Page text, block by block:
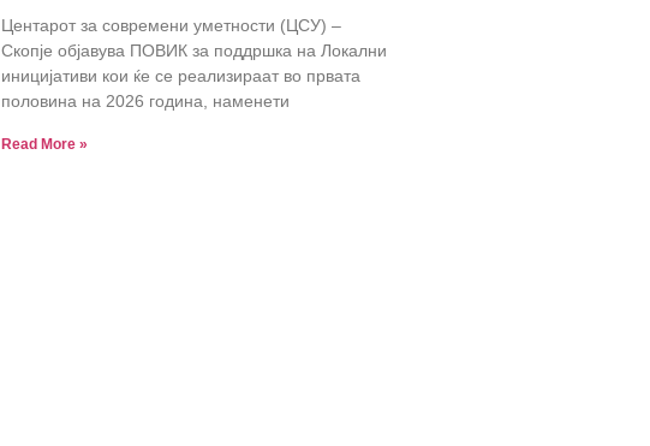
Центарот за современи уметности (ЦСУ) –
Скопје објавува ПОВИК за поддршка на Локални
иницијативи кои ќе се реализираат во првата
половина на 2026 година, наменети
Read More »